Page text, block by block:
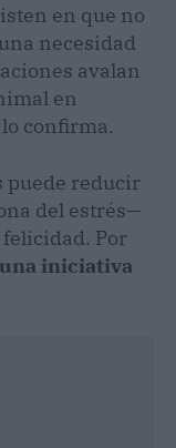
en que no
necesidad
avalan
en
confirma.
puede reducir
del estrés—
Por
una iniciativa